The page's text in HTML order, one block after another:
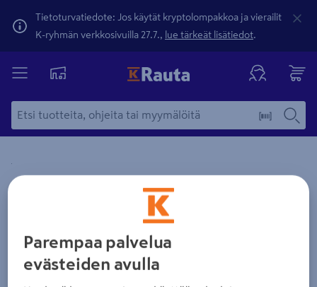
Tietoturvatiedote: Jos käytät kryptolompakkoa ja vierailit
K-ryhmän verkkosivuilla 27.7., lue tärkeät lisätiedot.
Yksityiskohtainen kuvaus löytyy Tuotteen kuvaus -
Zoomaa kuvaa sormilla kosketusnäytöllä
Parempaa palvelua
evästeiden avulla